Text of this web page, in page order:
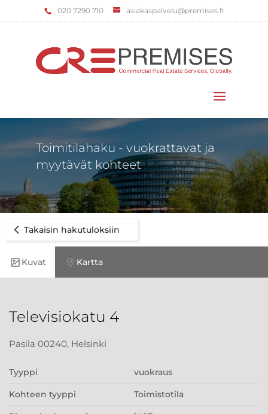
‌020 7290 710 asiakaspalvelu@premises.fi
Toimitilahaku - vuokrattavat ja
myytävät kohteet
Takaisin hakutuloksiin
Kuvat Kartta
Televisiokatu 4
Pasila 00240, Helsinki
Tyyppi vuokraus
Kohteen tyyppi Toimistotila